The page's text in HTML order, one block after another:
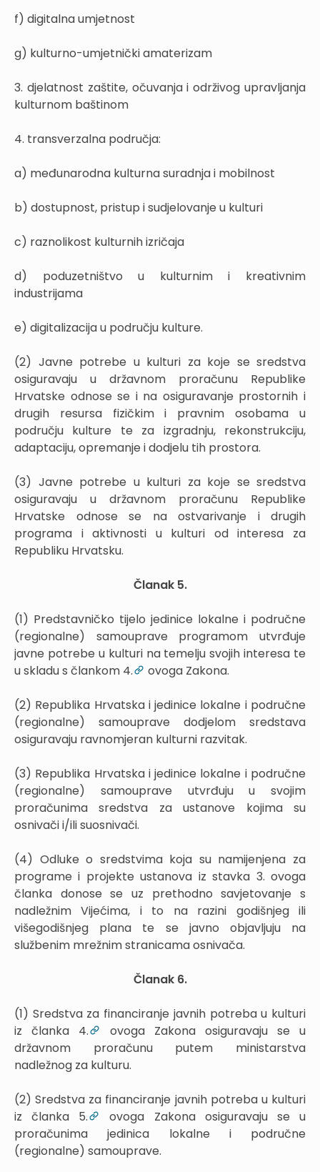
f) digitalna umjetnost
g) kulturno-umjetnički amaterizam
3. djelatnost zaštite, očuvanja i održivog upravljanja
kulturnom baštinom
4. transverzalna područja:
a) međunarodna kulturna suradnja i mobilnost
b) dostupnost, pristup i sudjelovanje u kulturi
c) raznolikost kulturnih izričaja
d) poduzetništvo u kulturnim i kreativnim
industrijama
e) digitalizacija u području kulture.
(2) Javne potrebe u kulturi za koje se sredstva
osiguravaju u državnom proračunu Republike
Hrvatske odnose se i na osiguravanje prostornih i
drugih resursa fizičkim i pravnim osobama u
području kulture te za izgradnju, rekonstrukciju,
adaptaciju, opremanje i dodjelu tih prostora.
(3) Javne potrebe u kulturi za koje se sredstva
osiguravaju u državnom proračunu Republike
Hrvatske odnose se na ostvarivanje i drugih
programa i aktivnosti u kulturi od interesa za
Republiku Hrvatsku.
Članak 5.
(1) Predstavničko tijelo jedinice lokalne i područne
(regionalne) samouprave programom utvrđuje
javne potrebe u kulturi na temelju svojih interesa te
u skladu s člankom 4.
ovoga Zakona.
(2) Republika Hrvatska i jedinice lokalne i područne
(regionalne) samouprave dodjelom sredstava
osiguravaju ravnomjeran kulturni razvitak.
(3) Republika Hrvatska i jedinice lokalne i područne
(regionalne) samouprave utvrđuju u svojim
proračunima sredstva za ustanove kojima su
osnivači i/ili suosnivači.
(4) Odluke o sredstvima koja su namijenjena za
programe i projekte ustanova iz stavka 3. ovoga
članka donose se uz prethodno savjetovanje s
nadležnim Vijećima, i to na razini godišnjeg ili
višegodišnjeg plana te se javno objavljuju na
službenim mrežnim stranicama osnivača.
Članak 6.
(1) Sredstva za financiranje javnih potreba u kulturi
iz članka 4.
ovoga Zakona osiguravaju se u
državnom proračunu putem ministarstva
nadležnog za kulturu.
(2) Sredstva za financiranje javnih potreba u kulturi
iz članka 5.
ovoga Zakona osiguravaju se u
proračunima jedinica lokalne i područne
(regionalne) samouprave.